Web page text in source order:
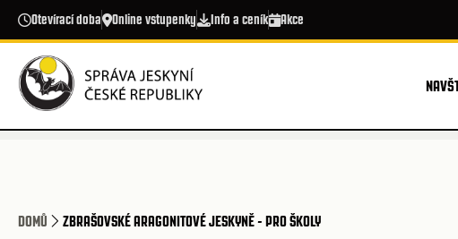
Přejít k hlavnímu obsahu
Otevírací doba Online vstupenky Info a ceník Akce
DOMŮ ZBRAŠOVSKÉ ARAGONITOVÉ JESKYNĚ - PRO ŠKOLY